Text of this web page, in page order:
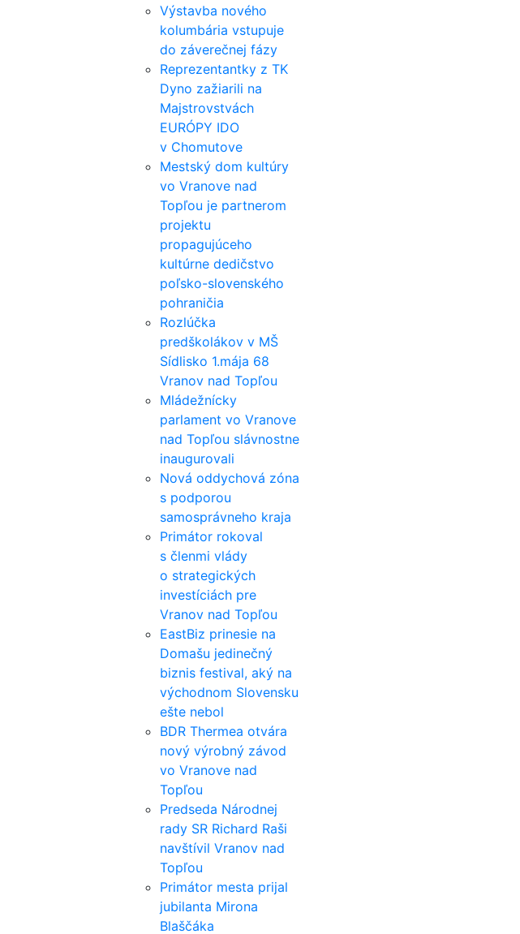
Výstavba nového
kolumbária vstupuje
do záverečnej fázy
Reprezentantky z TK
Dyno zažiarili na
Majstrovstvách
EURÓPY IDO
v Chomutove
Mestský dom kultúry
vo Vranove nad
Topľou je partnerom
projektu
propagujúceho
kultúrne dedičstvo
poľsko-slovenského
pohraničia
Rozlúčka
predškolákov v MŠ
Sídlisko 1.mája 68
Vranov nad Topľou
Mládežnícky
parlament vo Vranove
nad Topľou slávnostne
inaugurovali
Nová oddychová zóna
s podporou
samosprávneho kraja
Primátor rokoval
s členmi vlády
o strategických
investíciách pre
Vranov nad Topľou
EastBiz prinesie na
Domašu jedinečný
biznis festival, aký na
východnom Slovensku
ešte nebol
BDR Thermea otvára
nový výrobný závod
vo Vranove nad
Topľou
Predseda Národnej
rady SR Richard Raši
navštívil Vranov nad
Topľou
Primátor mesta prijal
jubilanta Mirona
Blaščáka